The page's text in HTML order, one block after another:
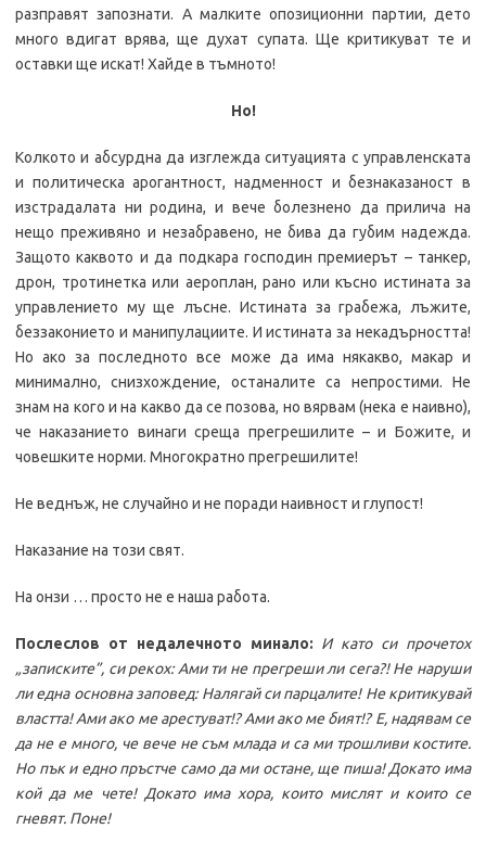
разправят запознати. А малките опозиционни партии, дето
много вдигат врява, ще духат супата. Ще критикуват те и
оставки ще искат! Хайде в тъмното!
Но!
Колкото и абсурдна да изглежда ситуацията с управленската
и политическа арогантност, надменност и безнаказаност в
изстрадалата ни родина, и вече болезнено да прилича на
нещо преживяно и незабравено, не бива да губим надежда.
Защото каквото и да подкара господин премиерът – танкер,
дрон, тротинетка или аероплан, рано или късно истината за
управлението му ще лъсне. Истината за грабежа, лъжите,
беззаконието и манипулациите. И истината за некадърността!
Но ако за последното все може да има някакво, макар и
минимално, снизхождение, останалите са непростими. Не
знам на кого и на какво да се позова, но вярвам (нека е наивно),
че наказанието винаги среща прегрешилите – и Божите, и
човешките норми. Многократно прегрешилите!
Не веднъж, не случайно и не поради наивност и глупост!
Наказание на този свят.
На онзи … просто не е наша работа.
Послеслов от недалечното минало: И като си прочетох
„записките”, си рекох: Ами ти не прегреши ли сега?! Не наруши
ли една основна заповед: Налягай си парцалите! Не критикувай
властта! Ами ако ме арестуват!? Ами ако ме бият!? Е, надявам се
да не е много, че вече не съм млада и са ми трошливи костите.
Но пък и едно пръстче само да ми остане, ще пиша! Докато има
кой да ме чете! Докато има хора, които мислят и които се
гневят. Поне!